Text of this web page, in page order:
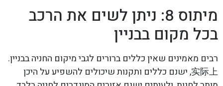
מיתוס 8: ניתן לשים את הרכב
בכל מקום בבניין
רבים מאמינים שאין כללים ברורים לגבי מיקום החניה בבניין.
实际上, ישנם כללים ותקנות שיכולים להשפיע על היכן